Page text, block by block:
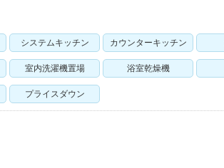
システムキッチン カウンターキッチン
室内洗濯機置場 浴室乾燥機
プライスダウン